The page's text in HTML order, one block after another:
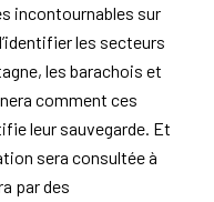
incontournables sur
les secteurs
les barachois et
comment ces
leur sauvegarde. Et
sera consultée à
par des